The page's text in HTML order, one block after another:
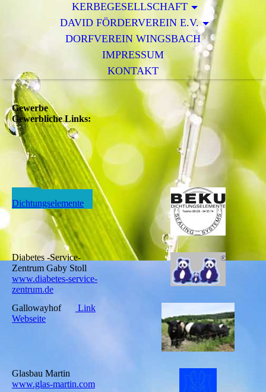
KERBEGESELLSCHAFT
DAVID FÖRDERVEREIN E.V.
DORFVEREIN WINGSBACH
IMPRESSUM
KONTAKT
Gewerbe
Gewerbliche Links:
Dichtungselemente
Diabetes -Service-
Zentrum Gaby Stoll
www.diabetes-service-
zentrum.de
Gallowayhof
Link
Webseite
Glasbau Martin
www.glas-martin.com